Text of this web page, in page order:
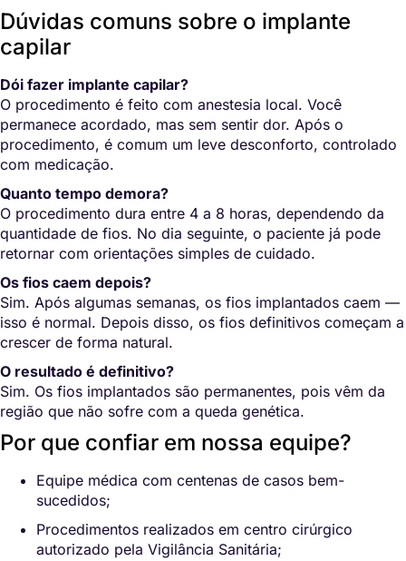
Dúvidas comuns sobre o implante
capilar
Dói fazer implante capilar?
O procedimento é feito com anestesia local. Você
permanece acordado, mas sem sentir dor. Após o
procedimento, é comum um leve desconforto, controlado
com medicação.
Quanto tempo demora?
O procedimento dura entre 4 a 8 horas, dependendo da
quantidade de fios. No dia seguinte, o paciente já pode
retornar com orientações simples de cuidado.
Os fios caem depois?
Sim. Após algumas semanas, os fios implantados caem —
isso é normal. Depois disso, os fios definitivos começam a
crescer de forma natural.
O resultado é definitivo?
Sim. Os fios implantados são permanentes, pois vêm da
região que não sofre com a queda genética.
Por que confiar em nossa equipe?
Equipe médica com centenas de casos bem-
sucedidos;
Procedimentos realizados em centro cirúrgico
autorizado pela Vigilância Sanitária;